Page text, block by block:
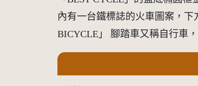
內有一台鐵標誌的火車圖案，
BICYCLE」 腳踏車又稱自行車